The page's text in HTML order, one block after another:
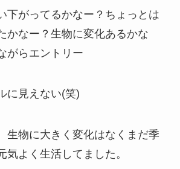
下がってるかなー？ちょっとは
かなー？生物に変化あるかな
がらエントリー
に見えない(笑)
生物に大きく変化はなくまだ季
気よく生活してました。